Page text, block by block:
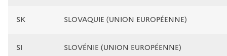
SK SLOVAQUIE (UNION EUROPÉENNE)
SI SLOVÉNIE (UNION EUROPÉENNE)